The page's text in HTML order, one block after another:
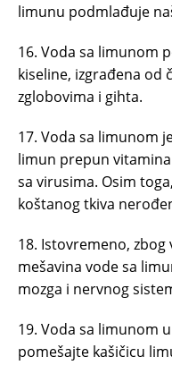
limunu podmlađuje
16. Voda sa limunom
kiseline, izgrađena od
zglobovima i gihta.
17. Voda sa limunom
limun prepun
sa virusima. Osim
koštanog tkiva
18. Istovremeno, zbog
mešavina vode sa
mozga i nervnog
19. Voda sa limunom
pomešajte kašičicu